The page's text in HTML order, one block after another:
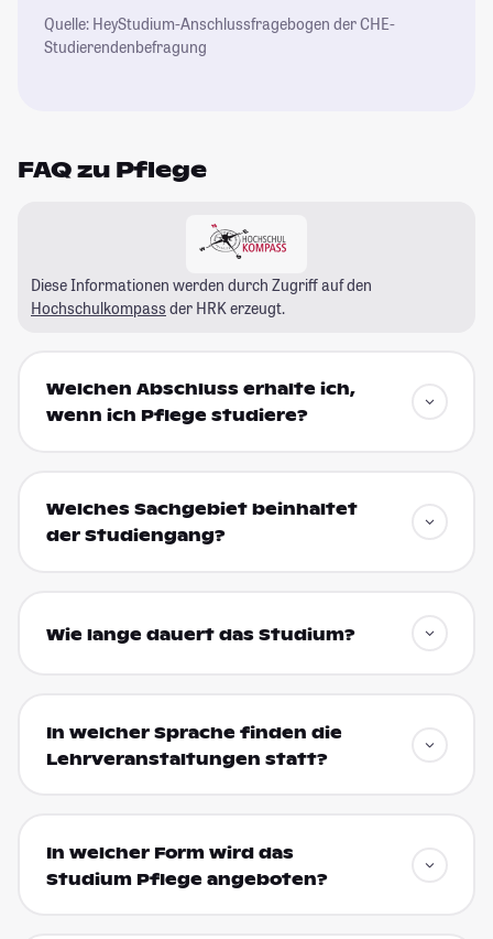
Quelle: HeyStudium-Anschlussfragebogen der CHE-
Studierendenbefragung
FAQ zu Pflege
Diese Informationen werden durch Zugriff auf den
Hochschulkompass der HRK erzeugt.
Welchen Abschluss erhalte ich,
wenn ich Pflege studiere?
Welches Sachgebiet beinhaltet
der Studiengang?
Wie lange dauert das Studium?
In welcher Sprache finden die
Lehrveranstaltungen statt?
In welcher Form wird das
Studium Pflege angeboten?